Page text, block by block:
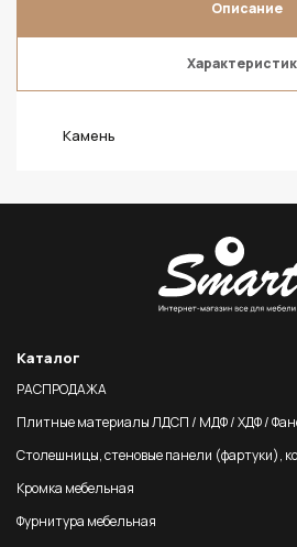
Описание
Камень
Каталог
РАСПРОДАЖА
Плитные материалы ЛДСП / МДФ / ХДФ /
Столешницы, стеновые панели (фартуки),
Кромка мебельная
Фурнитура мебельная